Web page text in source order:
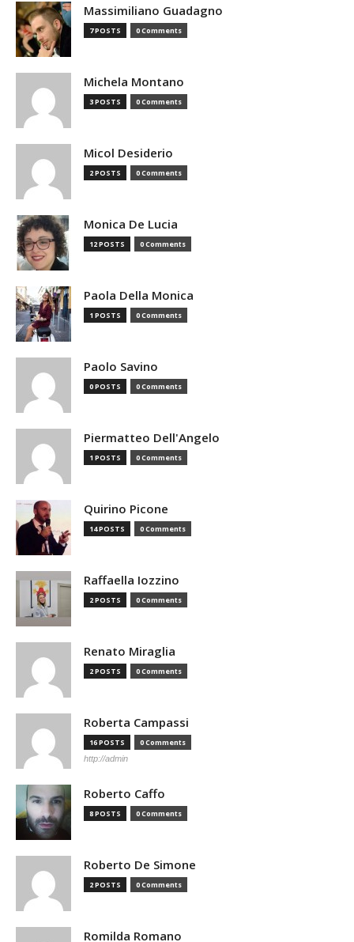
Massimiliano Guadagno
7 POSTS 0 Comments
Michela Montano
3 POSTS 0 Comments
Micol Desiderio
2 POSTS 0 Comments
Monica De Lucia
12 POSTS 0 Comments
Paola Della Monica
1 POSTS 0 Comments
Paolo Savino
0 POSTS 0 Comments
Piermatteo Dell'Angelo
1 POSTS 0 Comments
Quirino Picone
14 POSTS 0 Comments
Raffaella Iozzino
2 POSTS 0 Comments
Renato Miraglia
2 POSTS 0 Comments
Roberta Campassi
16 POSTS 0 Comments
http://admin
Roberto Caffo
8 POSTS 0 Comments
Roberto De Simone
2 POSTS 0 Comments
Romilda Romano